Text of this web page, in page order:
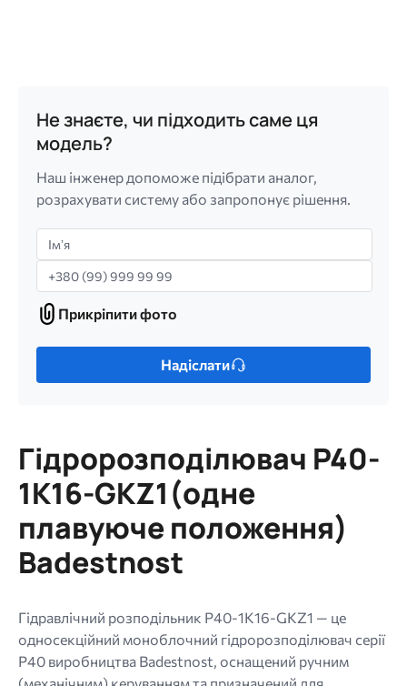
Не знаєте, чи підходить саме ця
модель?
Наш інженер допоможе підібрати аналог,
розрахувати систему або запропонує рішення.
Імʼя
Телефон
Прикріпити
фото
Прикріпити фото
Лише
МБ.
Дозволені
типи:
gif
jpg
jpeg
Надіслати
Гідророзподілювач P40-
1K16-GKZ1(одне
плавуюче положення)
Badestnost
Гідравлічний розподільник P40-1K16-GKZ1 — це
односекційний моноблочний гідророзподілювач серії
P40 виробництва Badestnost, оснащений ручним